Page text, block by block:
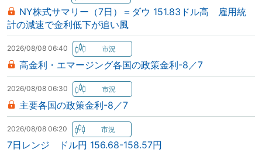
NY株式サマリー（7日）＝ダウ 151.83ドル高 雇用統
計の減速で金利低下が追い風
2026/08/08 06:40
高金利・エマージング各国の政策金利-8／7
2026/08/08 06:30
主要各国の政策金利-8／7
2026/08/08 06:20
7日レンジ ドル円 156.68-158.57円